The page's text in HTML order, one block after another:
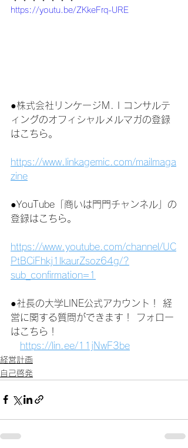
https://youtu.be/ZKkeFrq-URE
●株式会社リンケージＭ.Ｉコンサルテ
ィングのオフィシャルメルマガの登録
はこちら。
https://www.linkagemic.com/mailmaga
zine
●YouTube「商いは門門チャンネル」の
登録はこちら。
https://www.youtube.com/channel/UC
PtBCiFhkj1lkaurZsoz64g/?
sub_confirmation=1
●社長の大学LINE公式アカウント！ 経
営に関する質問ができます！ フォロー
はこちら！
https://lin.ee/11jNwF3be
経営計画
自己啓発